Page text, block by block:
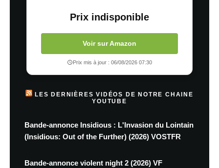
Prix indisponible
Voir sur Amazon
Prix mis à jour : 06/08/2026 07:30
LES DERNIÈRES VIDÉOS DE NOTRE CHAINE
YOUTUBE
Bande-annonce Insidious : L'Invasion du Lointain
(Insidious: Out of the Further) (2026) VOSTFR
Bande-annonce violent night 2 (2026) VF